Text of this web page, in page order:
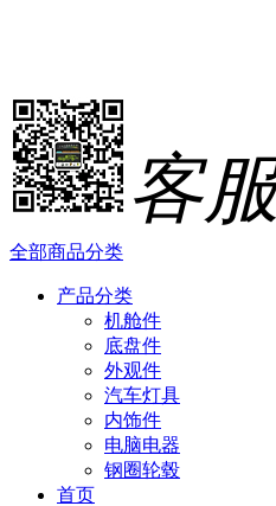
客
全部商品分类
产品分类
机舱件
底盘件
外观件
汽车灯具
内饰件
电脑电器
钢圈轮毂
首页